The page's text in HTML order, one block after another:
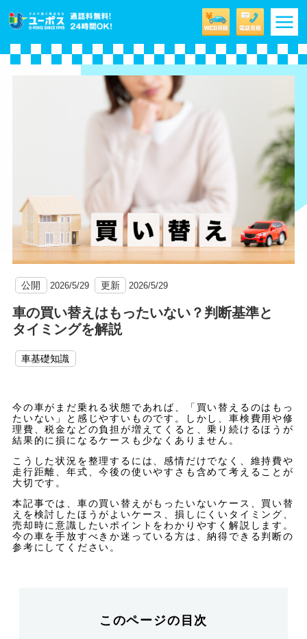
公開 2026/5/29 更新 2026/5/29
車の買い替えはもったいない？判断基準と
タイミングを解説
車基礎知識
今の車がまだ乗れる状態であれば、「買い替えるのはもっ
たいない」と感じやすいものです。しかし、車検費用や修
理費、税金などの負担が増えてくると、乗り続けるほうが
結果的に損になるケースも少なくありません。
こうした状況を整理するには、感情だけでなく、維持費や
走行距離、年式、今後の使いやすさも含めて考えることが
大切です。
本記事では、車の買い替えがもったいないケース、買い替
えを検討したほうがよいケース、損しにくいタイミング、
売却時に意識したいポイントをわかりやすく解説します。
今の車を手放すべきか迷っている方は、納得できる判断の
参考にしてください。
このページの目次